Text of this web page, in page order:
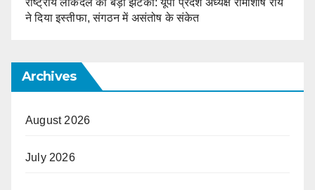
राष्ट्रीय लोकदल को बड़ा झटका: यूपी प्रदेश अध्यक्ष रामाशीष राय
ने दिया इस्तीफा, संगठन में असंतोष के संकेत
Archives
August 2026
July 2026